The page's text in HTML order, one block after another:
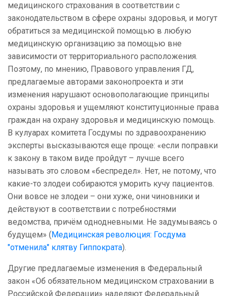
медицинского страхования в соответствии с
законодательством в сфере охраны здоровья, и могут
обратиться за медицинской помощью в любую
медицинскую организацию за помощью вне
зависимости от территориального расположения.
Поэтому, по мнению, Правового управления ГД,
предлагаемые авторами законопроекта и эти
изменения нарушают основополагающие принципы
охраны здоровья и ущемляют конституционные права
граждан на охрану здоровья и медицинскую помощь.
В кулуарах комитета Госдумы по здравоохранению
эксперты высказываются еще проще: «если поправки
к закону в таком виде пройдут – лучше всего
называть это словом «беспредел». Нет, не потому, что
какие-то злодеи собираются уморить кучу пациентов.
Они вовсе не злодеи – они хуже, они чиновники и
действуют в соответствии с потребностями
ведомства, причём однодневными. Не задумываясь о
будущем» (Медицинская революция: Госдума
"отменила" клятву Гиппократа).
Другие предлагаемые изменения в Федеральный
закон «Об обязательном медицинском страховании в
Российской Федерации» наделяют Федеральный